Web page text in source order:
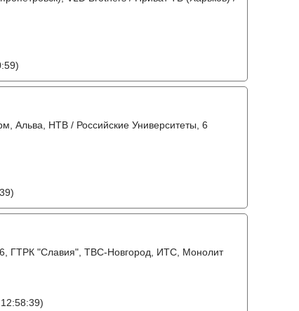
Альва, НТВ / Российские Университеты, 6
ГТРК "Славия", ТВС-Новгород, ИТС, Монолит